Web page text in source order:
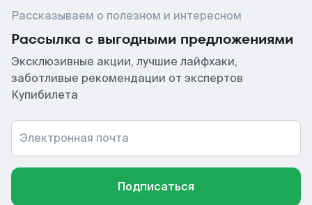
Рассказываем о полезном и интересном
Рассылка с выгодными предложениями
Эксклюзивные акции, лучшие лайфхаки,
заботливые рекомендации от экспертов
Купибилета
Электронная почта
Подписаться